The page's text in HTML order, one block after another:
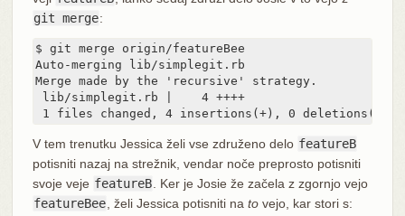
git merge:
$ git merge origin/featureBee
Auto-merging lib/simplegit.rb
Merge made by the 'recursive' strategy.
lib/simplegit.rb |    4 ++++
1 files changed, 4 insertions(+), 0 deletions(-)
V tem trenutku Jessica želi vse združeno delo featureB
potisniti nazaj na strežnik, vendar noče preprosto potisniti
svoje veje featureB . Ker je Josie že začela z zgornjo vejo
featureBee , želi Jessica potisniti na tovejo, kar stori s: